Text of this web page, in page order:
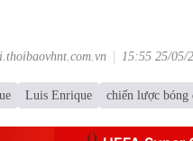
15:55 25/05/
Luis Enrique chiến lược bóng